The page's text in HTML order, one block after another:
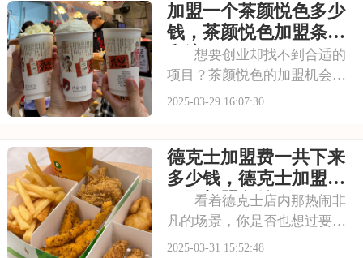
手共进，共创汉堡王的美好未
来。本文将为你揭秘汉堡王加
盟费大约是多少钱，
加盟一个茶颜悦色多少
钱，茶颜悦色加盟条件
和流程
想要创业却找不到合适的
项目？茶颜悦色的加盟机会或
许正是你所需的。作为茶饮行
影响力为加盟商提供了坚实的
后盾。本文将为你揭秘加盟一
个茶颜悦色多少钱，
2025-03-29 16:07:30
德克士加盟费一共下来
多少钱，德克士加盟费
用及加盟条件
看着德克士店内那热闹非
凡的场景，你是否也想过要拥
有一家这样的店铺？加盟德克
2025-03-31 15:52:48